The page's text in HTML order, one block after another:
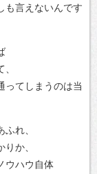
も言えないんです
ってしまうのは当
れ、
か、
ウハウ自体